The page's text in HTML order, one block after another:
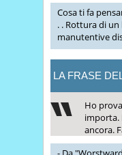
Cosa ti fa
. . Rottura di
manutentive
LA FRASE
Ho
importa.
ancora.